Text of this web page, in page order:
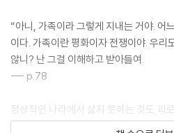
“아니, 가족이라 그렇게 지내는 거야. 어
이다. 가족이란 평화이자 전쟁이야. 우리
않니? 난 그걸 이해하고 받아들여.
--- p.78
정상적인 나라에서 살지 못하는 것도 괴
인 가정에서도 살지 못하게 되는 것이다.